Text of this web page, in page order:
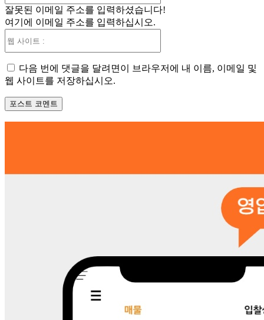
일
잘못된 이메일 주소를 입력하셨습니다!
여기에 이메일 주소를 입력하십시오.
트
다음 번에 댓글을 달려면이 브라우저에 내 이름, 이메일 및
웹 사이트를 저장하십시오.